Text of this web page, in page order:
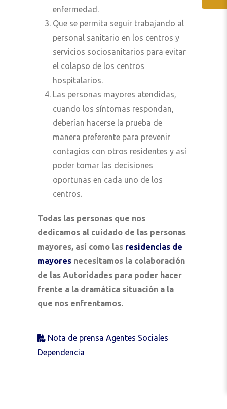
enfermedad.
Que se permita seguir trabajando al
personal sanitario en los centros y
servicios sociosanitarios para evitar
el colapso de los centros
hospitalarios.
Las personas mayores atendidas,
cuando los síntomas respondan,
deberían hacerse la prueba de
manera preferente para prevenir
contagios con otros residentes y así
poder tomar las decisiones
oportunas en cada uno de los
centros.
Todas las personas que nos
dedicamos al cuidado de las personas
mayores, así como las residencias de
mayores necesitamos la colaboración
de las Autoridades para poder hacer
frente a la dramática situación a la
que nos enfrentamos.
Nota de prensa Agentes Sociales
Dependencia